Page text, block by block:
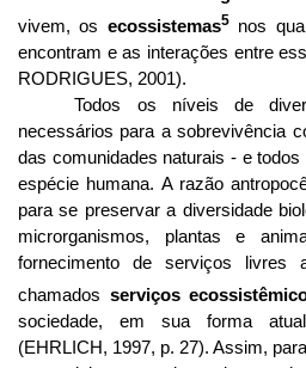
vivem, os ecossistemas5nos
encontram e as interações entre
RODRIGUES, 2001).
Todos os níveis de
necessários para a sobrevivência
das comunidades naturais - e
espécie humana. A razão
para se preservar a diversidade
microrganismos, plantas e
fornecimento de serviços livres
chamados serviços
sociedade, em sua forma
(EHRLICH, 1997, p. 27). Assim,